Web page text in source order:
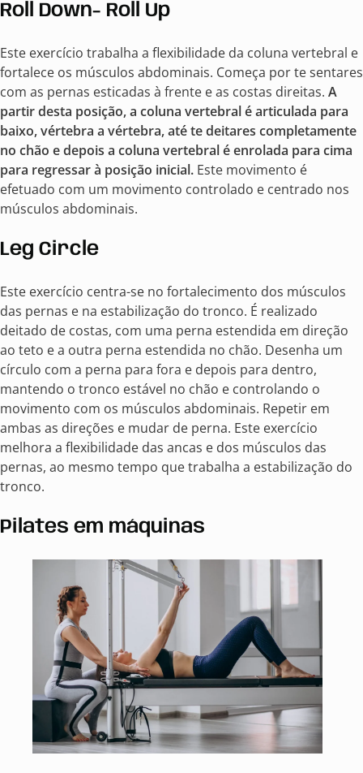
Roll Down- Roll Up
Este exercício trabalha a flexibilidade da coluna vertebral e
fortalece os músculos abdominais. Começa por te sentares
com as pernas esticadas à frente e as costas direitas. A
partir desta posição, a coluna vertebral é articulada para
baixo, vértebra a vértebra, até te deitares completamente
no chão e depois a coluna vertebral é enrolada para cima
para regressar à posição inicial. Este movimento é
efetuado com um movimento controlado e centrado nos
músculos abdominais.
Leg Circle
Este exercício centra-se no fortalecimento dos músculos
das pernas e na estabilização do tronco. É realizado
deitado de costas, com uma perna estendida em direção
ao teto e a outra perna estendida no chão. Desenha um
círculo com a perna para fora e depois para dentro,
mantendo o tronco estável no chão e controlando o
movimento com os músculos abdominais. Repetir em
ambas as direções e mudar de perna. Este exercício
melhora a flexibilidade das ancas e dos músculos das
pernas, ao mesmo tempo que trabalha a estabilização do
tronco.
Pilates em máquinas